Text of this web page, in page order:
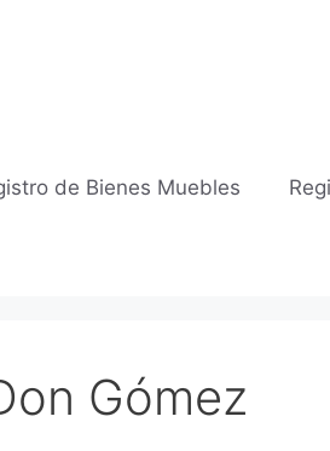
de Bienes Muebles
Gómez